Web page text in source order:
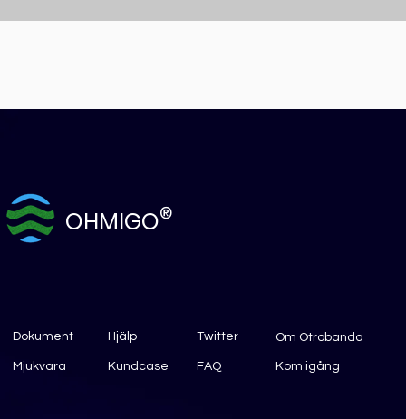
OHMIGO®
Dokument Hjälp Twitter Om Otrobanda
Mjukvara Kundcase FAQ Kom igång